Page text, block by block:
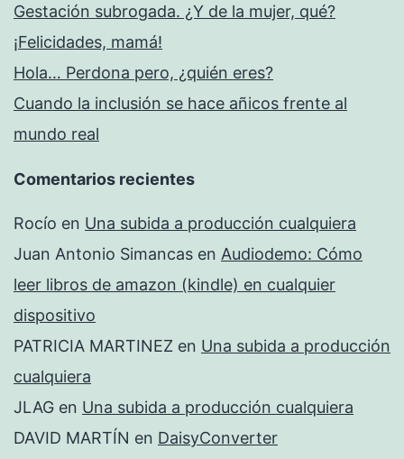
Gestación subrogada. ¿Y de la mujer, qué?
¡Felicidades, mamá!
Hola… Perdona pero, ¿quién eres?
Cuando la inclusión se hace añicos frente al
mundo real
Comentarios recientes
Rocío en Una subida a producción cualquiera
Juan Antonio Simancas en Audiodemo: Cómo
leer libros de amazon (kindle) en cualquier
dispositivo
PATRICIA MARTINEZ en Una subida a producción
cualquiera
JLAG en Una subida a producción cualquiera
DAVID MARTÍN en DaisyConverter